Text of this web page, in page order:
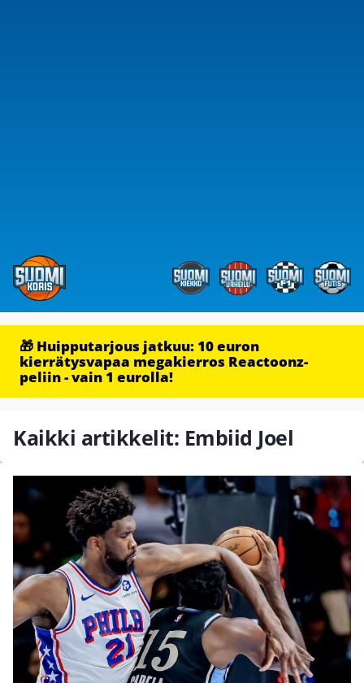
🎁 Huipputarjous jatkuu: 10 euron
kierrätysvapaa megakierros Reactoonz-
peliin - vain 1 eurolla!
Kaikki artikkelit: Embiid Joel